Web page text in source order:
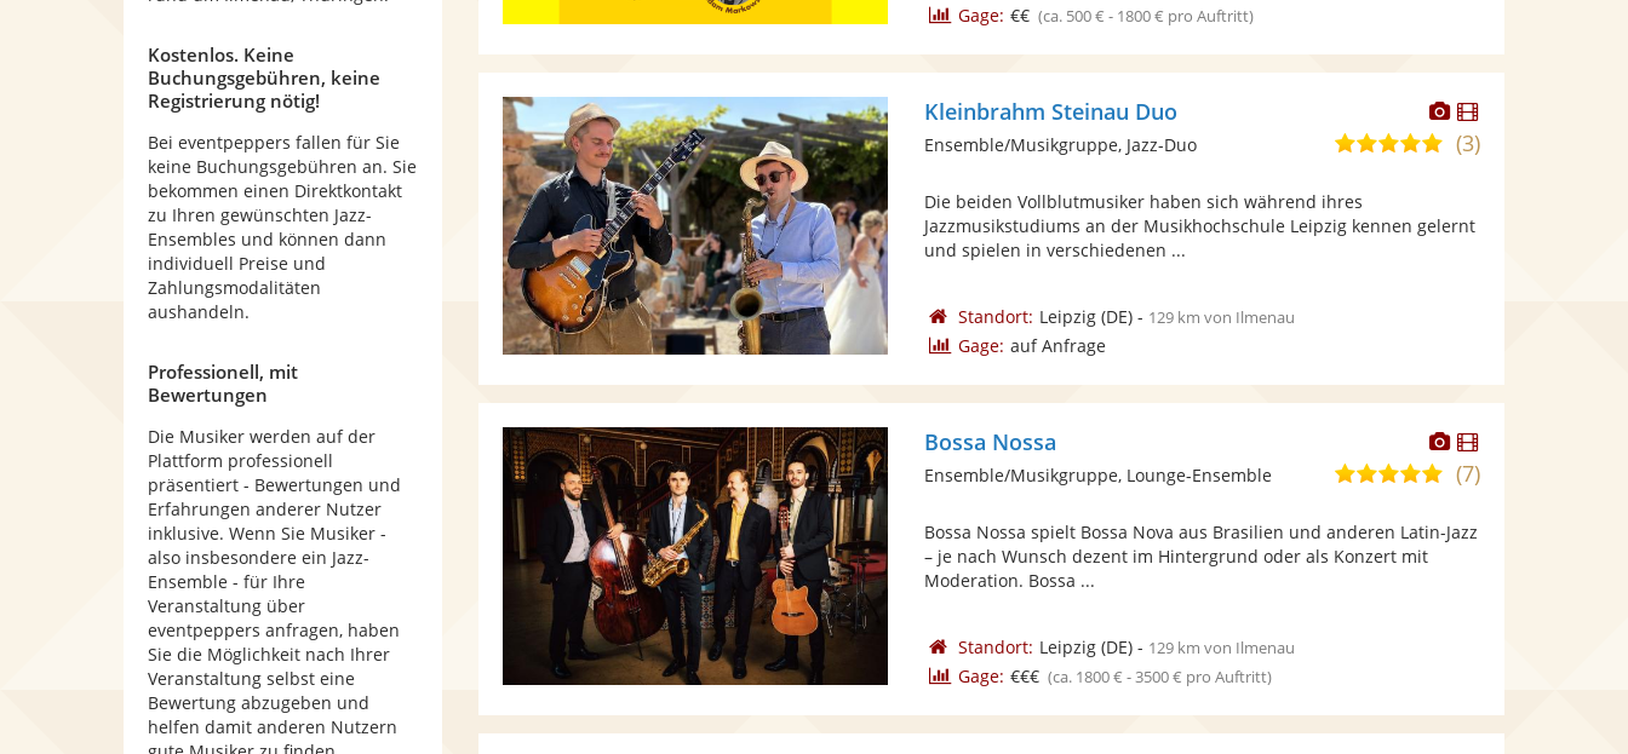
Gage: €€ (ca. 500 € - 1800 € pro Auftritt)
Dieser
Künstler
stellt
bereit.
Dieser
Künstler
Kleinbrahm Steinau Duo
5,0
Sternen
(3)
Ensemble/Musikgruppe, Jazz-Duo
Die beiden Vollblutmusiker haben sich während ihres
Jazzmusikstudiums an der Musikhochschule Leipzig kennen gelernt
und spielen in verschiedenen ...
Standort: Leipzig(DE)- 129 km von Ilmenau
Gage: auf Anfrage
Dieser
Künstler
stellt
bereit.
Dieser
Künstler
Bossa Nossa
5,0
5
(7)
Ensemble/Musikgruppe, Lounge-Ensemble
Bossa Nossa spielt Bossa Nova aus Brasilien und anderen Latin-Jazz
– je nach Wunsch dezent im Hintergrund oder als Konzert mit
Moderation. Bossa ...
Standort: Leipzig(DE)- 129 km von Ilmenau
Gage: €€€ (ca. 1800 € - 3500 € pro Auftritt)
Kostenlos. Keine
Buchungsgebühren, keine
Registrierung nötig!
Bei eventpeppers fallen für Sie
keine Buchungsgebühren an. Sie
bekommen einen Direktkontakt
zu Ihren gewünschten Jazz-
Ensembles und können dann
individuell Preise und
Zahlungsmodalitäten
aushandeln.
Professionell, mit
Bewertungen
Die Musiker werden auf der
Plattform professionell
präsentiert - Bewertungen und
Erfahrungen anderer Nutzer
inklusive. Wenn Sie Musiker -
also insbesondere ein Jazz-
Ensemble - für Ihre
Veranstaltung über
eventpeppers anfragen, haben
Sie die Möglichkeit nach Ihrer
Veranstaltung selbst eine
Bewertung abzugeben und
helfen damit anderen Nutzern